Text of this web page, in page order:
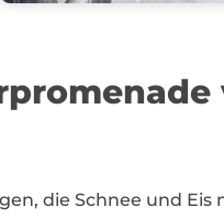
die Schnee und Eis